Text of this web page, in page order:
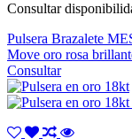
Consultar
Pulsera Brazalete
Move oro rosa
Consultar